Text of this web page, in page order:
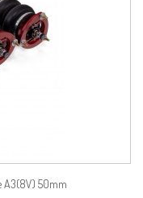
A3(8V) 50mm